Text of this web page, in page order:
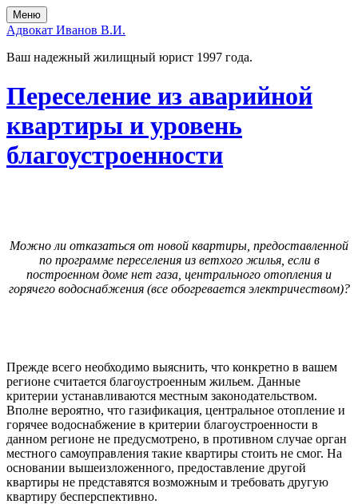
Перейти
к
содержимому
Перейти
в
главное
меню
Меню
Адвокат Иванов В.И.
Ваш надежный жилищный юрист 1997 года.
Переселение из аварийной
квартиры и уровень
благоустроенности
Можно ли отказаться от новой квартиры, предоставленной
по программе переселения из ветхого жилья, если в
построенном доме нет газа, центрального отопления и
горячего водоснабжения (все обогревается электричеством)?
Прежде всего необходимо выяснить, что конкретно в вашем
регионе считается благоустроенным жильем. Данные
критерии устанавливаются местным законодательством.
Вполне вероятно, что газификация, центральное отопление и
горячее водоснабжение в критерии благоустроенности в
данном регионе не предусмотрено, в противном случае орган
местного самоуправления такие квартиры стоить не смог. На
основании вышеизложенного, предоставление другой
квартиры не представятся возможным и требовать другую
квартиру бесперспективно.